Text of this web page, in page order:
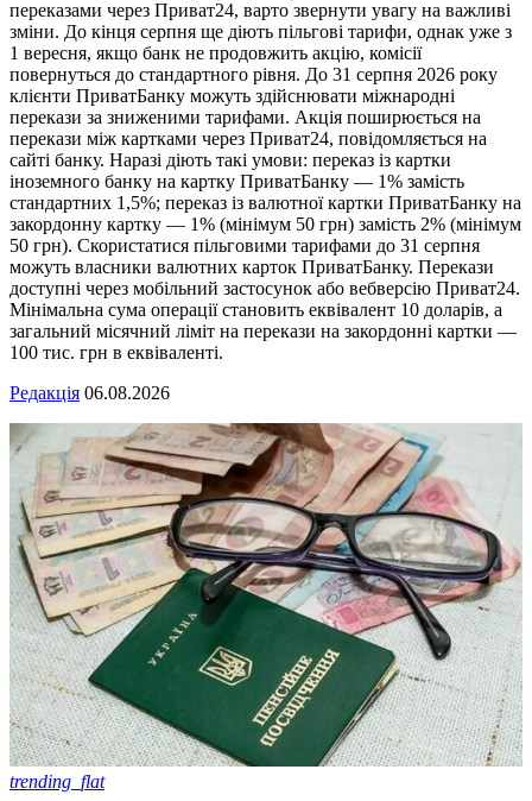
переказами через Приват24, варто звернути увагу на важливі
зміни. До кінця серпня ще діють пільгові тарифи, однак уже з
1 вересня, якщо банк не продовжить акцію, комісії
повернуться до стандартного рівня. До 31 серпня 2026 року
клієнти ПриватБанку можуть здійснювати міжнародні
перекази за зниженими тарифами. Акція поширюється на
перекази між картками через Приват24, повідомляється на
сайті банку. Наразі діють такі умови: переказ із картки
іноземного банку на картку ПриватБанку — 1% замість
стандартних 1,5%; переказ із валютної картки ПриватБанку на
закордонну картку — 1% (мінімум 50 грн) замість 2% (мінімум
50 грн). Скористатися пільговими тарифами до 31 серпня
можуть власники валютних карток ПриватБанку. Перекази
доступні через мобільний застосунок або вебверсію Приват24.
Мінімальна сума операції становить еквівалент 10 доларів, а
загальний місячний ліміт на перекази на закордонні картки —
100 тис. грн в еквіваленті.
Редакція 06.08.2026
trending_flat